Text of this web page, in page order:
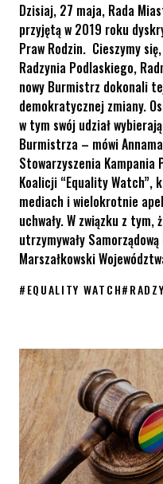
Dzisiaj, 27 maja, Rada
przyjętą w 2019 roku
Praw Rodzin. Cieszymy
Radzynia Podlaskiego,
nowy Burmistrz dokonali
demokratycznej zmiany.
w tym swój udział
Burmistrza – mówi
Stowarzyszenia Kampania
Koalicji “Equality Watch”,
mediach i wielokrotnie
uchwały. W związku z tym,
utrzymywały
Marszałkowski
#EQUALITY WATCH#